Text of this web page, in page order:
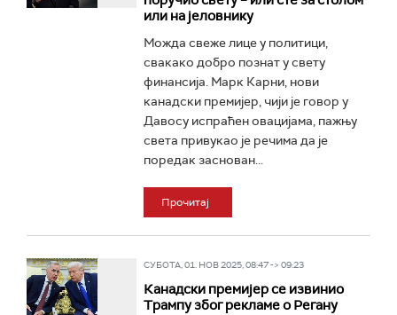
или на јеловнику
Можда свеже лице у политици,
свакако добро познат у свету
финансија. Марк Карни, нови
канадски премијер, чији је говор у
Давосу испраћен овацијама, пажњу
света привукао је речима да је
поредак заснован...
Прочитај
СУБОТА, 01. НОВ 2025, 08:47 -> 09:23
Канадски премијер се извинио
Трампу због рекламе о Регану